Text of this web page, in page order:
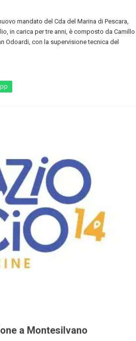
mandato del Cda del Marina di Pescara,
in carica per tre anni, è composto da Camillo
Odoardi, con la supervisione tecnica del
a Montesilvano